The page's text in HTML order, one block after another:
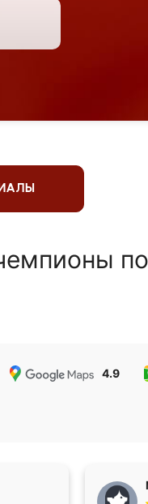
4.9